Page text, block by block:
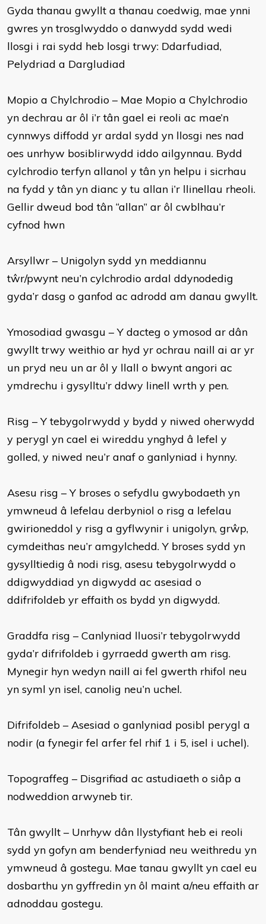
Gyda thanau gwyllt a thanau coedwig, mae ynni
gwres yn trosglwyddo o danwydd sydd wedi
llosgi i rai sydd heb losgi trwy: Ddarfudiad,
Pelydriad a Dargludiad
Mopio a Chylchrodio – Mae Mopio a Chylchrodio
yn dechrau ar ôl i’r tân gael ei reoli ac mae’n
cynnwys diffodd yr ardal sydd yn llosgi nes nad
oes unrhyw bosiblirwydd iddo ailgynnau. Bydd
cylchrodio terfyn allanol y tân yn helpu i sicrhau
na fydd y tân yn dianc y tu allan i’r llinellau rheoli.
Gellir dweud bod tân “allan” ar ôl cwblhau’r
cyfnod hwn
Arsyllwr – Unigolyn sydd yn meddiannu
tŵr/pwynt neu’n cylchrodio ardal ddynodedig
gyda’r dasg o ganfod ac adrodd am danau gwyllt.
Ymosodiad gwasgu – Y dacteg o ymosod ar dân
gwyllt trwy weithio ar hyd yr ochrau naill ai ar yr
un pryd neu un ar ôl y llall o bwynt angori ac
ymdrechu i gysylltu’r ddwy linell wrth y pen.
Risg – Y tebygolrwydd y bydd y niwed oherwydd
y perygl yn cael ei wireddu ynghyd â lefel y
golled, y niwed neu’r anaf o ganlyniad i hynny.
Asesu risg – Y broses o sefydlu gwybodaeth yn
ymwneud â lefelau derbyniol o risg a lefelau
gwirioneddol y risg a gyflwynir i unigolyn, grŵp,
cymdeithas neu’r amgylchedd. Y broses sydd yn
gysylltiedig â nodi risg, asesu tebygolrwydd o
ddigwyddiad yn digwydd ac asesiad o
ddifrifoldeb yr effaith os bydd yn digwydd.
Graddfa risg – Canlyniad lluosi’r tebygolrwydd
gyda’r difrifoldeb i gyrraedd gwerth am risg.
Mynegir hyn wedyn naill ai fel gwerth rhifol neu
yn syml yn isel, canolig neu’n uchel.
Difrifoldeb – Asesiad o ganlyniad posibl perygl a
nodir (a fynegir fel arfer fel rhif 1 i 5, isel i uchel).
Topograffeg – Disgrifiad ac astudiaeth o siâp a
nodweddion arwyneb tir.
Tân gwyllt – Unrhyw dân llystyfiant heb ei reoli
sydd yn gofyn am benderfyniad neu weithredu yn
ymwneud â gostegu. Mae tanau gwyllt yn cael eu
dosbarthu yn gyffredin yn ôl maint a/neu effaith ar
adnoddau gostegu.